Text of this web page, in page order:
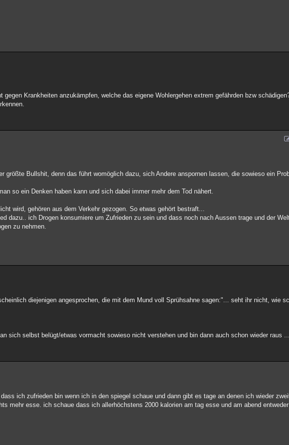
Krankheiten anzukämpfen, welche das eigene Wohlergehen extrem gefährden bzw
größte Bullshit, denn das führt womöglich dazu, sich Andere anspornen lassen, die sowieso ein
so ein Denken haben kann und sich dabei immer mehr dem Tod nähert.
wird, gehören aus dem Verkehr gezogen. So etwas gehört bestraft...
dazu.. ich Drogen konsumiere um Zufrieden zu sein und dass noch nach Aussen trage und der
zu nehmen.
diejenigen angesprochen, die mit dem Mund voll Sprühsahne sagen:"... seht ihr nicht, wie
sich selbst belügt/etwas vormacht sowieso nicht verstehen und bin dann auch schon wieder raus ...
ich zufrieden bin wenn ich in den spiegel schaue und dann gibt es tage an denen ich wieder
mehr esse. ich schaue dass ich allerhöchstens 2000 kalorien am tag esse und am abend